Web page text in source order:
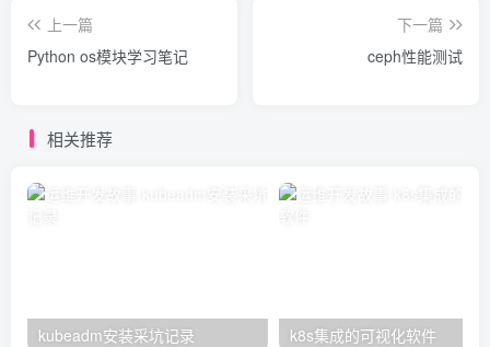
上一篇
Python os模块学习笔记
下一篇
ceph性能测试
相关推荐
kubeadm安装采坑记录 k8s集成的可视化软件